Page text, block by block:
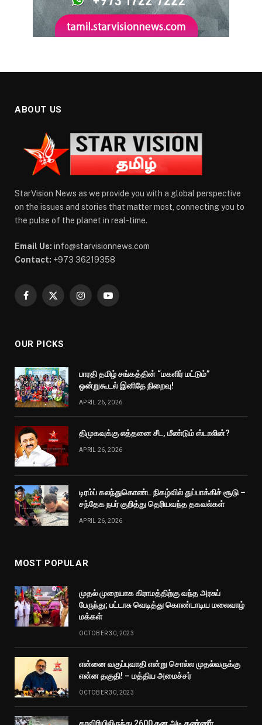
ABOUT US
StarVision News as we provide you with a global perspective
on the issues and stories that matter most, connecting you to
the pulse of the planet in real-time.
Email Us: info@starvisionnews.com
Contact: +973 36219358
Facebook
X
InstagramYouTube
OUR PICKS
பாரதி தமிழ் சங்கத்தின் “மகளிர் மட்டும்”
ஒன்றுகூடல் இனிதே நிறைவு!
APRIL 26, 2026
திமுகவுக்கு எத்தனை சீட, மீண்டும் ஸ்டாலின்?
APRIL 26, 2026
டிரம்ப் கலந்துகொண்ட நிகழ்வில் துப்பாக்கிச் சூடு –
சந்தேக நபர் குறித்து தெரியவந்த தகவல்கள்
APRIL 26, 2026
MOST POPULAR
முதல் முறையாக கிராமத்திற்கு வந்த அரசுப்
பேருந்து; பட்டாசு வெடித்து கொண்டாடிய மலைவாழ்
மக்கள்
OCTOBER 30, 2023
என்னை வகுப்புவாதி என்று சொல்ல முதல்வருக்கு
என்ன தகுதி! – மத்திய அமைச்சர்
OCTOBER 30, 2023